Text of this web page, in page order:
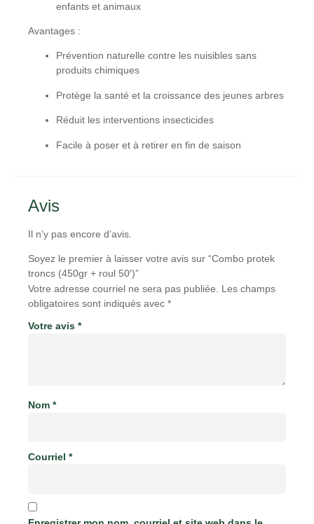
enfants et animaux
Avantages :
Prévention naturelle contre les nuisibles sans
produits chimiques
Protège la santé et la croissance des jeunes arbres
Réduit les interventions insecticides
Facile à poser et à retirer en fin de saison
Avis
Il n’y pas encore d’avis.
Soyez le premier à laisser votre avis sur “Combo protek
troncs (450gr + roul 50′)”
Votre adresse courriel ne sera pas publiée. Les champs
obligatoires sont indiqués avec *
Votre avis *
Nom *
Courriel *